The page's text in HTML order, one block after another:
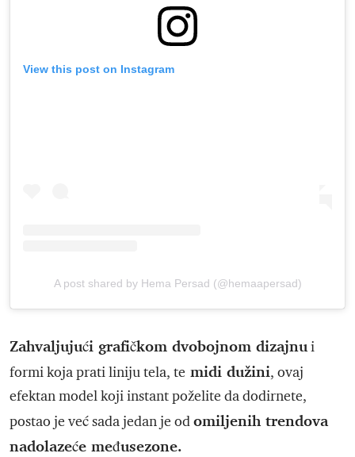
View this post on Instagram
A post shared by Hema Persad (@hemaapersad)
Zahvaljujući grafičkom dvobojnom dizajnui
formi koja prati liniju tela, te midi dužini, ovaj
efektan model koji instant poželite da dodirnete,
postao je već sada jedan je odomiljenih trendova
nadolazeće međusezone.